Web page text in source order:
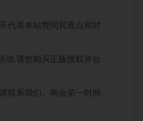
代表本站赞同其观点和对
动,请您购买正版授权并合
联系我们。将会第一时间